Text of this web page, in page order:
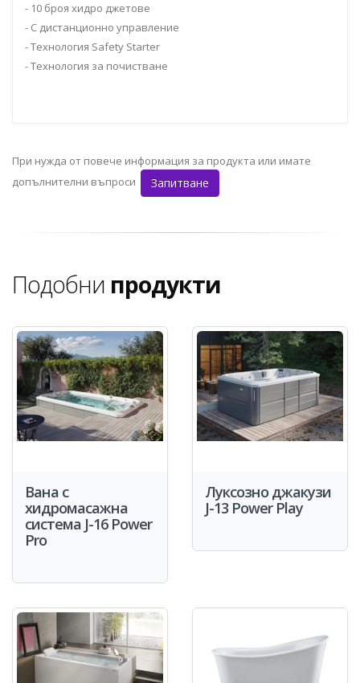
- 10 броя хидро джетове
- С дистанционно управление
- Технология Safety Starter
- Технология за почистване
При нужда от повече информация за продукта или имате
допълнителни въпроси
Запитване
Подобни продукти
Вана с
хидромасажна
система J-16 Power
Pro
Луксозно джакузи
J-13 Power Play